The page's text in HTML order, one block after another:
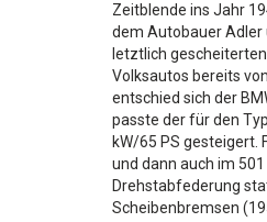
Zeitblende ins Jahr
dem Autobauer Adler
letztlich
Volksautos bereits
entschied sich der
passte der für den
kW/65 PS gesteigert.
und dann auch im
Drehstabfederung
Scheibenbremsen